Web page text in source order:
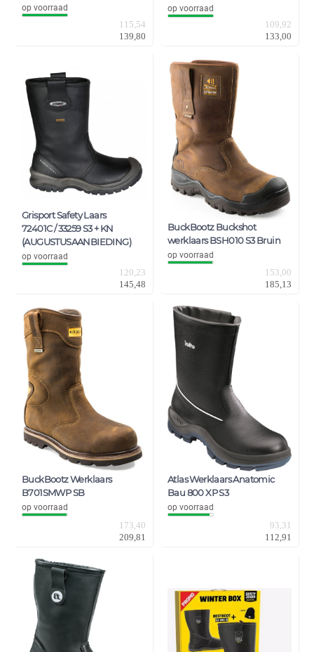
op voorraad
115,54
139,80
op voorraad
109,92
133,00
Grisport Safety Laars
72401C / 33259 S3 + KN
(AUGUSTUSAANBIEDING)
op voorraad
120,23
145,48
BuckBootz Buckshot
werklaars BSH010 S3 Bruin
op voorraad
153,00
185,13
BuckBootz Werklaars
B701SMWP SB
op voorraad
173,40
209,81
Atlas Werklaars Anatomic
Bau 800 XP S3
op voorraad
93,31
112,91